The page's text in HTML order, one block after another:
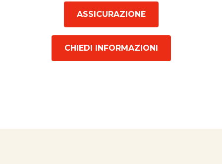
ASSICURAZIONE
CHIEDI INFORMAZIONI